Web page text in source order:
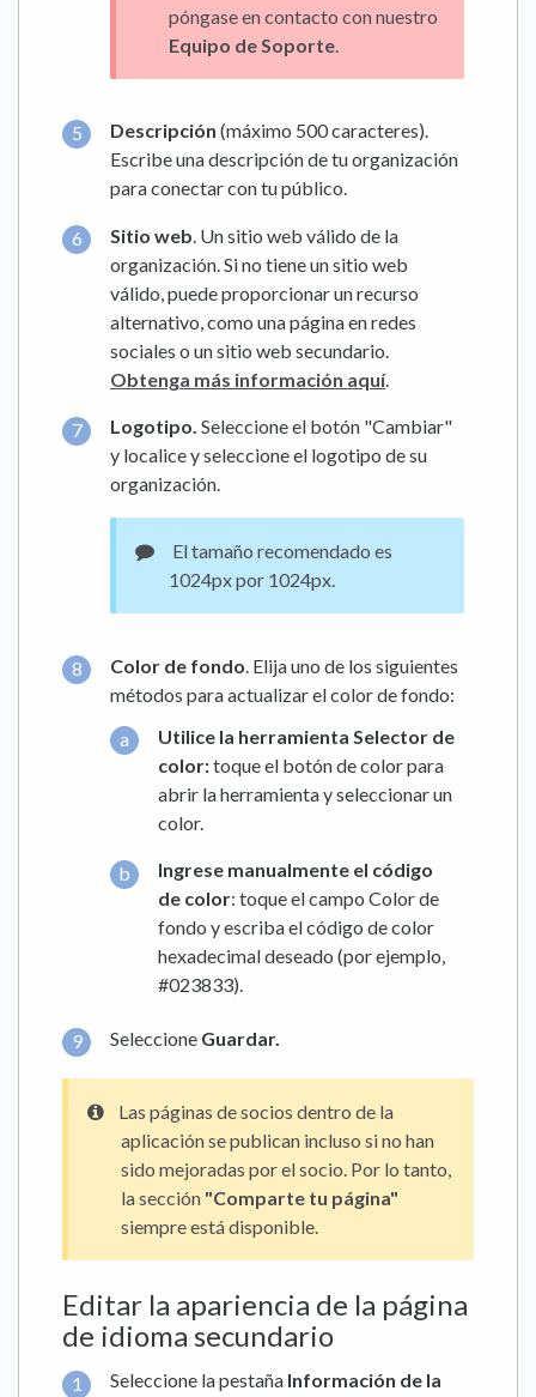
póngase en contacto con nuestro
Equipo de Soporte
Descripción (máximo 500 caracteres).
Escribe una descripción de tu organización
para conectar con tu público.
Sitio web. Un sitio web válido de la
organización. Si no tiene un sitio web
válido, puede proporcionar un recurso
alternativo, como una página en redes
sociales o un sitio web secundario.
Obtenga más información aquí.
Logotipo. Seleccione el botón "Cambiar"
y localice y seleccione el logotipo de su
organización.
El tamaño recomendado es
1024px por 1024px.
Color de fondo. Elija uno de los siguientes
métodos para actualizar el color de fondo:
Utilice la herramienta Selector de
color:toque el botón de color para
abrir la herramienta y seleccionar un
color.
Ingrese manualmente el código
de color: toque el campo Color de
fondo y escriba el código de color
hexadecimal deseado (por ejemplo,
#023833).
Seleccione Guardar.
Las páginas de socios dentro de la
aplicación se publican incluso si no han
sido mejoradas por el socio. Por lo tanto,
la sección "Comparte tu página"
siempre está disponible.
Editar la apariencia de la página
de idioma secundario
Seleccione la pestaña Información de la